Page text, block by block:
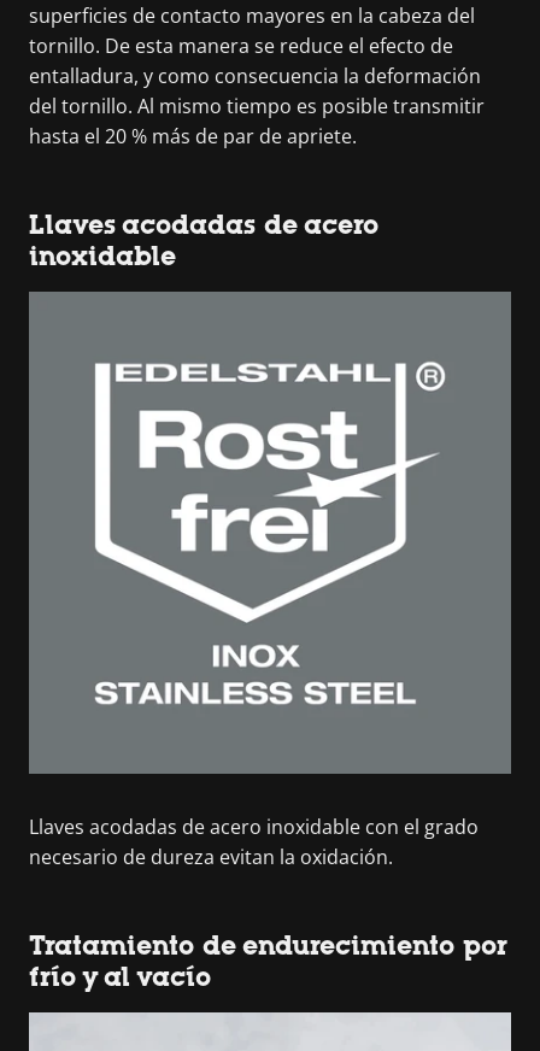
superficies de contacto mayores en la cabeza del
tornillo. De esta manera se reduce el efecto de
entalladura, y como consecuencia la deformación
del tornillo. Al mismo tiempo es posible transmitir
hasta el 20 % más de par de apriete.
Llaves acodadas de acero
inoxidable
Llaves acodadas de acero inoxidable con el grado
necesario de dureza evitan la oxidación.
Tratamiento de endurecimiento por
frío y al vacío